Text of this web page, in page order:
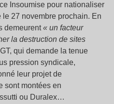
Insoumise pour nationaliser
27 novembre prochain. En
demeurent« un facteur
la destruction de sites
qui demande la tenue
pression syndicale,
leur projet de
sont montées en
ou Duralex…